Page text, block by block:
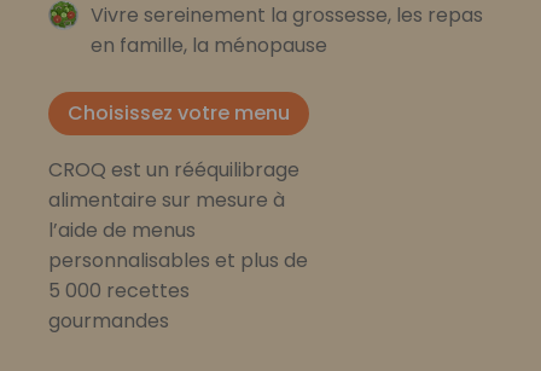
Vivre sereinement la grossesse, les repas
en famille, la ménopause
Choisissez votre menu
CROQ est un rééquilibrage
alimentaire sur mesure à
l’aide de menus
personnalisables et plus de
5 000 recettes
gourmandes